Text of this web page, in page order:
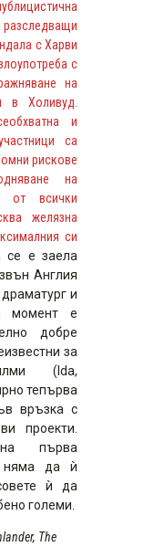
с Харви
с
на
в Холивуд.
и
са
рискове
на
от всички
желязна
си
се е заела
Англия
и
момент е
добре
за
(Ida,
тепърва
връзка с
проекти.
първа
няма да ѝ
ѝ да
големи.
The